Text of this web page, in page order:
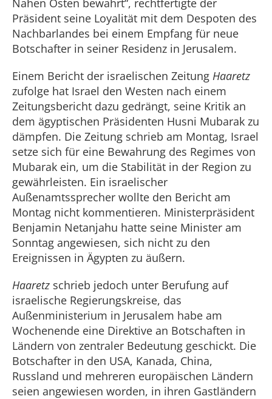
Nahen Osten bewahrt“, rechtfertigte der
Präsident seine Loyalität mit dem Despoten des
Nachbarlandes bei einem Empfang für neue
Botschafter in seiner Residenz in Jerusalem.
Einem Bericht der israelischen Zeitung Haaretz
zufolge hat Israel den Westen nach einem
Zeitungsbericht dazu gedrängt, seine Kritik an
dem ägyptischen Präsidenten Husni Mubarak zu
dämpfen. Die Zeitung schrieb am Montag, Israel
setze sich für eine Bewahrung des Regimes von
Mubarak ein, um die Stabilität in der Region zu
gewährleisten. Ein israelischer
Außenamtssprecher wollte den Bericht am
Montag nicht kommentieren. Ministerpräsident
Benjamin Netanjahu hatte seine Minister am
Sonntag angewiesen, sich nicht zu den
Ereignissen in Ägypten zu äußern.
Haaretz schrieb jedoch unter Berufung auf
israelische Regierungskreise, das
Außenministerium in Jerusalem habe am
Wochenende eine Direktive an Botschaften in
Ländern von zentraler Bedeutung geschickt. Die
Botschafter in den USA, Kanada, China,
Russland und mehreren europäischen Ländern
seien angewiesen worden, in ihren Gastländern